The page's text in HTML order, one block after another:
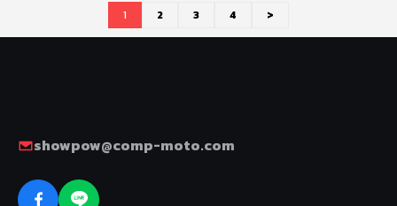
1 2 3 4 >
showpow@comp-moto.com